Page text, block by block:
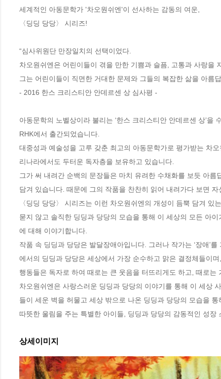
세계적인 아동문학가 '차오원쉬엔'이 선사하는 감동의 여운,
〈딩딩 당당〉 시리즈!
“심사위원단 만장일치의 선택이었다.
차오원쉬엔은 어린이들이 겪을 만한 기쁨과 슬픔, 고통과 사랑을
그는 어린이들이 직면한 거대한 문제와 그들의 복잡한 삶을 아름
- 2016 한스 크리스티안 안데르센 상 심사평 -
아동문학의 노벨상이라 불리는 ‘한스 크리스티안 안데르센 상’
RHK에서 출간되었습니다.
대중성과 예술성을 고루 갖춘 최고의 아동문학가로 평가받는 차
리나라에서도 두터운 독자층을 보유하고 있습니다.
그가 써 내려간 순백의 문장들은 마치 유려한 수채화를 보듯 아
담겨 있습니다. 때문에 그의 작품을 찬찬히 읽어 내려가다 보면
〈딩딩 당당〉 시리즈는 이런 차오원쉬엔의 개성이 듬뿍 담겨
묻지 않고 솔직한 딩딩과 당당의 모습을 통해 이 세상의 모든 아
에 대해 이야기합니다.
작품 속 딩딩과 당당은 발달장애아입니다. 그러나 작가는 ‘장애’
에서의 딩딩과 당당은 세상에서 가장 순수하고 맑은 결정체들이
행동들은 독자로 하여 때로는 큰 웃음을 터뜨리게도 하고, 때로
차오원쉬엔은 사랑스러운 딩딩과 당당의 이야기를 통해 이 세상
들이 세운 벽을 허물고 세상 밖으로 나온 딩딩과 당당의 모습을
따뜻한 울림을 주는 특별한 아이들, 딩딩과 당당의 감동적인 성장
상세이미지